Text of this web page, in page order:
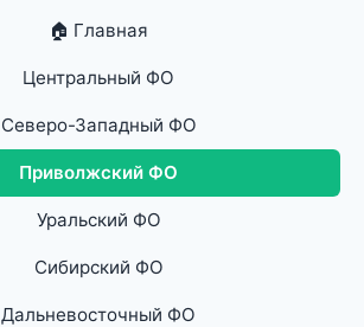
🏠 Главная
Центральный ФО
Северо-Западный ФО
Приволжский ФО
Уральский ФО
Сибирский ФО
Дальневосточный ФО